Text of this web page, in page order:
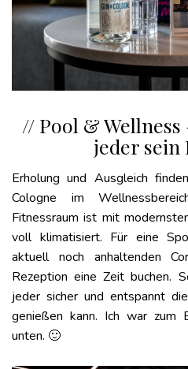
// Pool &
jeder sein
Erholung und Ausgleich
Cologne im
Fitnessraum ist mit
voll klimatisiert. Für eine
aktuell noch anhaltenden
Rezeption eine Zeit buchen.
jeder sicher und entspannt
genießen kann. Ich war zum
unten. 🙂